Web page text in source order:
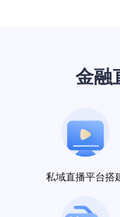
金融
私域直播平台搭